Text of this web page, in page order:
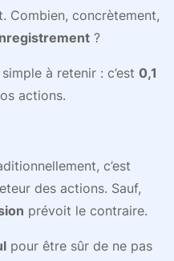
Combien, concrètement,
?
à retenir : c’est 0,1
actions.
c’est
des actions. Sauf,
prévoit le contraire.
pour être sûr de ne pas